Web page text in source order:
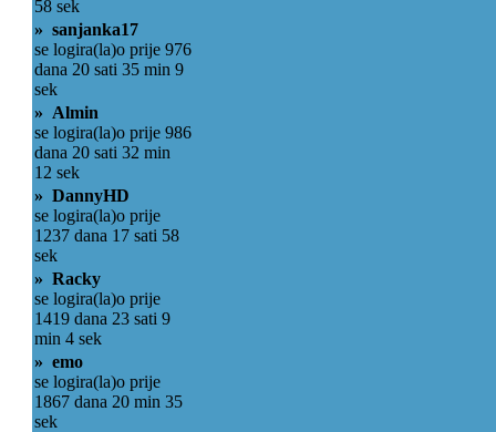
58 sek
» sanjanka17
se logira(la)o prije 976
dana 20 sati 35 min 9
sek
» Almin
se logira(la)o prije 986
dana 20 sati 32 min
12 sek
» DannyHD
se logira(la)o prije
1237 dana 17 sati 58
sek
» Racky
se logira(la)o prije
1419 dana 23 sati 9
min 4 sek
» emo
se logira(la)o prije
1867 dana 20 min 35
sek